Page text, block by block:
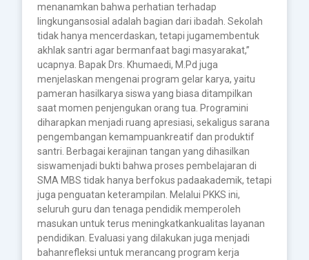
menanamkan bahwa perhatian terhadap
lingkungansosial adalah bagian dari ibadah. Sekolah
tidak hanya mencerdaskan, tetapi jugamembentuk
akhlak santri agar bermanfaat bagi masyarakat,”
ucapnya. Bapak Drs. Khumaedi, M.Pd juga
menjelaskan mengenai program gelar karya, yaitu
pameran hasilkarya siswa yang biasa ditampilkan
saat momen penjengukan orang tua. Programini
diharapkan menjadi ruang apresiasi, sekaligus sarana
pengembangan kemampuankreatif dan produktif
santri. Berbagai kerajinan tangan yang dihasilkan
siswamenjadi bukti bahwa proses pembelajaran di
SMA MBS tidak hanya berfokus padaakademik, tetapi
juga penguatan keterampilan. Melalui PKKS ini,
seluruh guru dan tenaga pendidik memperoleh
masukan untuk terus meningkatkankualitas layanan
pendidikan. Evaluasi yang dilakukan juga menjadi
bahanrefleksi untuk merancang program kerja